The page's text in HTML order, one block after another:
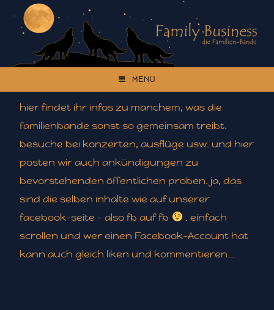
MENÜ
hier findet ihr infos zu manchem, was die
familienbande sonst so gemeinsam treibt.
besuche bei konzerten, ausflüge usw. und hier
posten wir auch ankündigungen zu
bevorstehenden öffentlichen proben. ja, das
sind die selben inhalte wie auf unserer
facebook-seite – also fb auf fb
. einfach
scrollen und wer einen Facebook-Account hat
kann auch gleich liken und kommentieren…